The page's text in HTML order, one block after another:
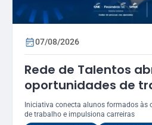
07/08/2026
Rede de Talentos
oportunidades de
egressos do Senac
Iniciativa conecta alunos formados às
de trabalho e impulsiona carreiras